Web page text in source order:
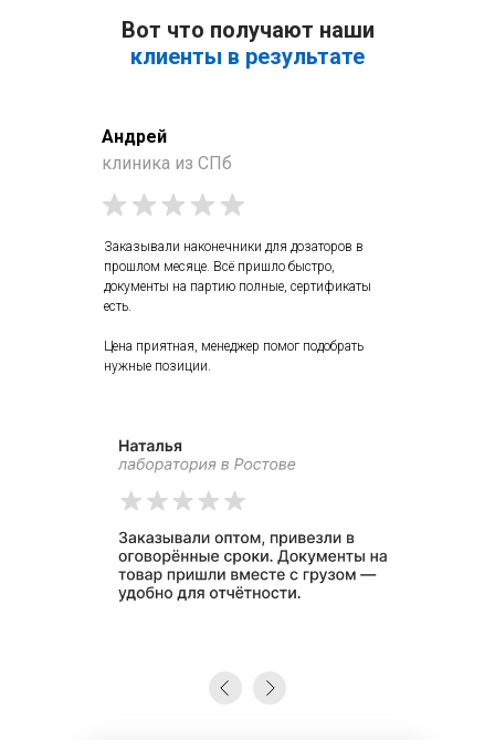
Вот что получают наши
клиенты в результате
Заказывали наконечники для дозаторов в
прошлом месяце. Всё пришло быстро,
документы на партию полные, сертификаты
есть.
Цена приятная, менеджер помог подобрать
нужные позиции.
Андрей
клиника из СПб